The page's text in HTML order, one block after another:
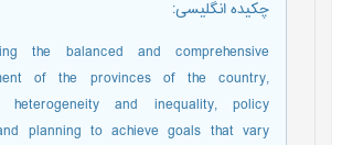
چکیده انگلیسی:
the balanced and comprehensive
of the provinces of the country,
heterogeneity and inequality, policy
planning to achieve goals that vary